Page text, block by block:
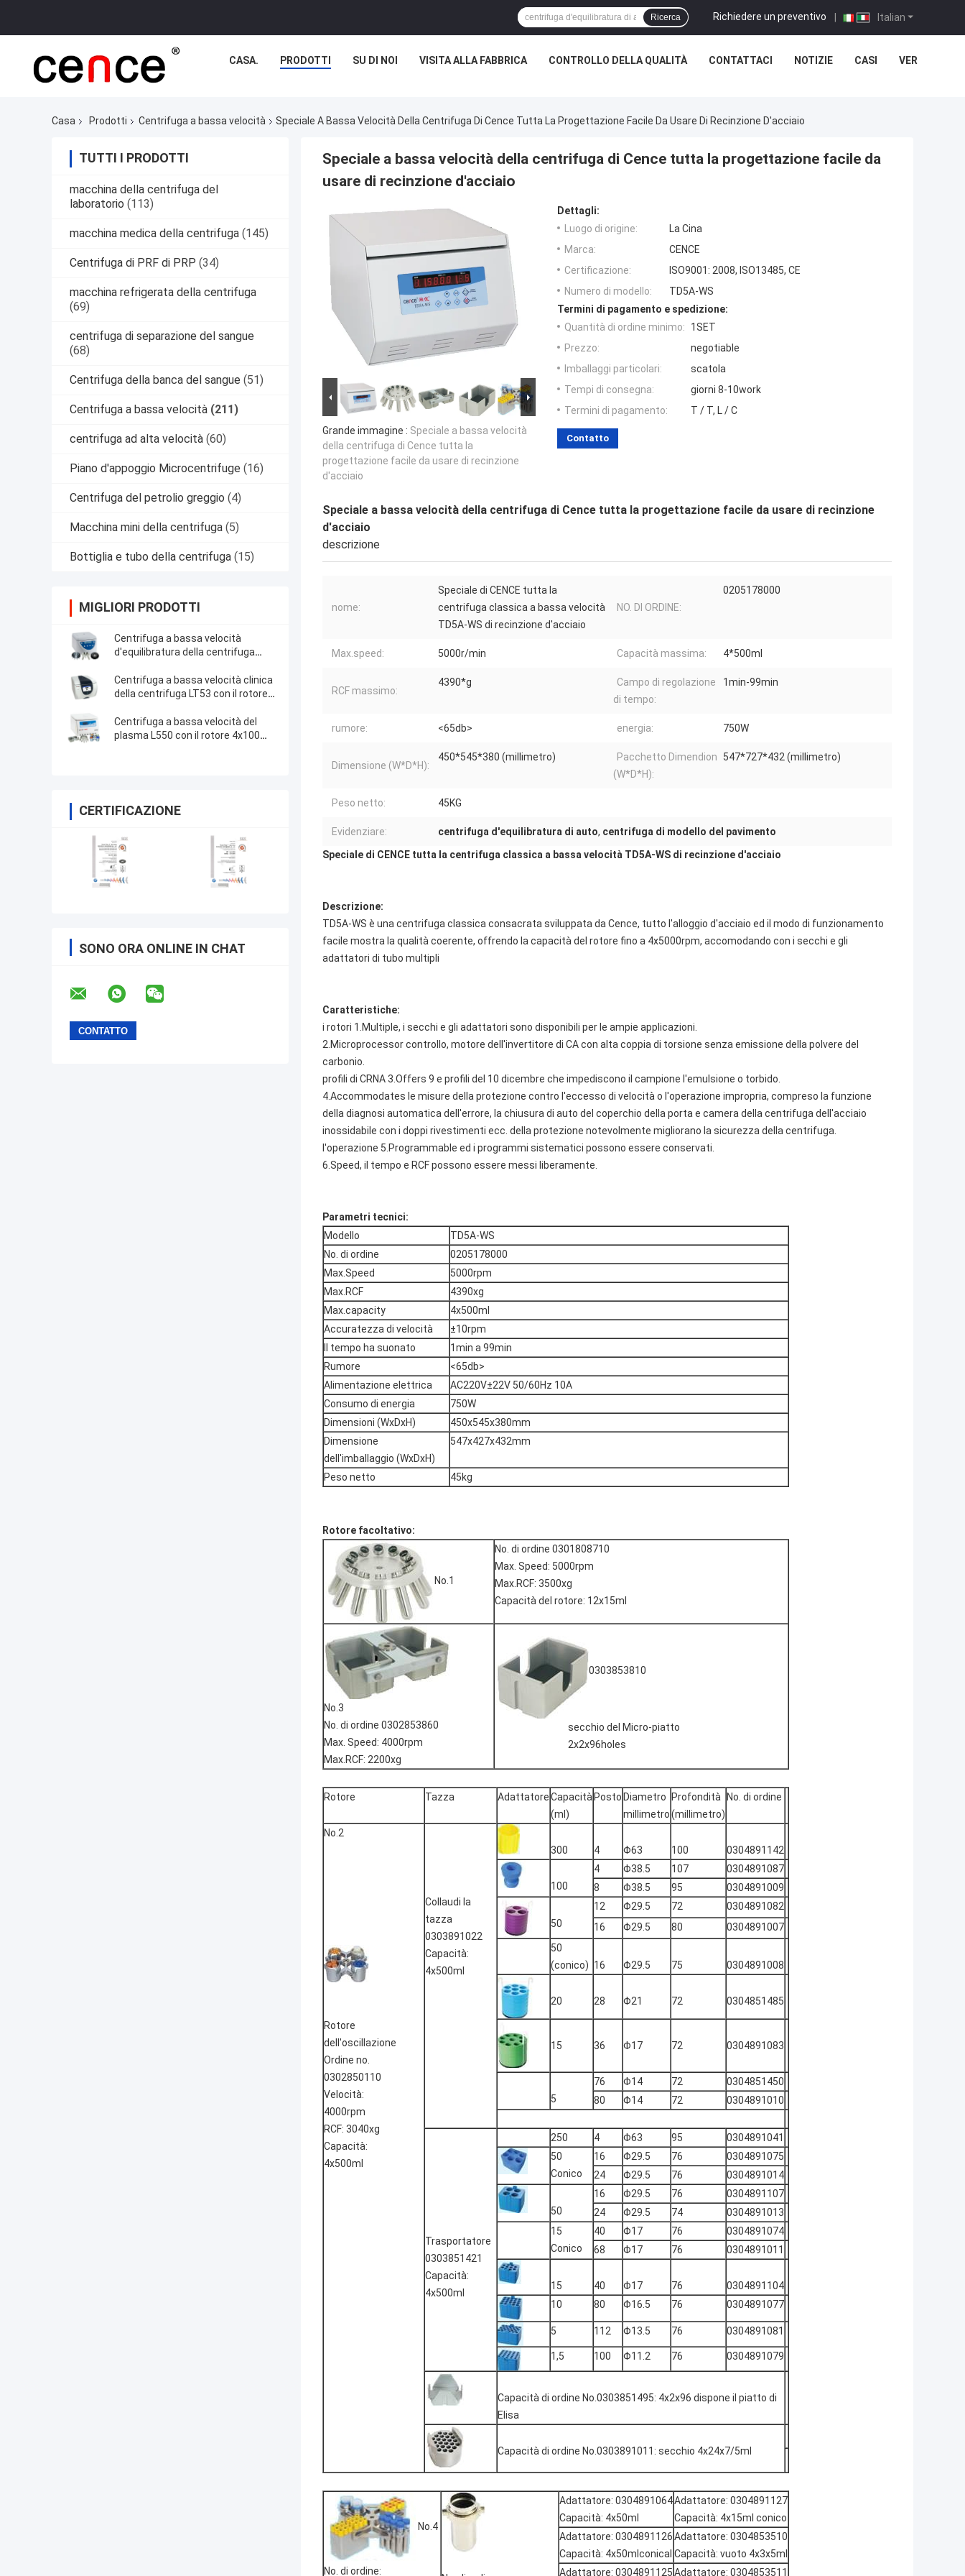
Italian
Richiedere un preventivo |
Ricerca
CASA. PRODOTTI SU DI NOI VISITA ALLA FABBRICA CONTROLLO DELLA QUALITÀ CONTATTACI NOTIZIE CASI VER
Casa Prodotti Centrifuga a bassa velocità Speciale A Bassa Velocità Della Centrifuga Di Cence Tutta La Progettazione Facile Da Usare Di Recinzione D'acciaio
TUTTI I PRODOTTI
macchina della centrifuga del
laboratorio (113)
macchina medica della centrifuga (145)
Centrifuga di PRF di PRP (34)
macchina refrigerata della centrifuga
(69)
centrifuga di separazione del sangue
(68)
Centrifuga della banca del sangue (51)
Centrifuga a bassa velocità (211)
centrifuga ad alta velocità (60)
Piano d'appoggio Microcentrifuge (16)
Centrifuga del petrolio greggio (4)
Macchina mini della centrifuga (5)
Bottiglia e tubo della centrifuga (15)
MIGLIORI PRODOTTI
Centrifuga a bassa velocità
d'equilibratura della centrifuga
Centrifuga a bassa velocità clinica
della centrifuga LT53 con il rotore
Centrifuga a bassa velocità del
plasma L550 con il rotore 4x100ml
CERTIFICAZIONE
SONO ORA ONLINE IN CHAT
Speciale a bassa velocità della centrifuga di Cence tutta la progettazione facile da
usare di recinzione d'acciaio
Grande immagine : Speciale a bassa velocità
della centrifuga di Cence tutta la
progettazione facile da usare di recinzione
d'acciaio
Dettagli:
Luogo di origine:
La Cina
Marca:
CENCE
Certificazione:
ISO9001: 2008, ISO13485, CE
Numero di modello:
TD5A-WS
Termini di pagamento e spedizione:
Quantità di ordine minimo:
1SET
Prezzo:
negotiable
Imballaggi particolari:
scatola
Tempi di consegna:
giorni 8-10work
Termini di pagamento:
T / T, L / C
Contatto
Speciale a bassa velocità della centrifuga di Cence tutta la progettazione facile da usare di recinzione
d'acciaio
descrizione
nome:
Speciale di CENCE tutta la
centrifuga classica a bassa velocità
TD5A-WS di recinzione d'acciaio
NO. DI ORDINE:
0205178000
Max.speed: 5000r/min Capacità massima: 4*500ml
RCF massimo:
4390*g
Campo di regolazione
di tempo:
1min-99min
rumore: <65db> energia: 750W
Dimensione (W*D*H):
450*545*380 (millimetro)
Pacchetto Dimendion
(W*D*H):
547*727*432 (millimetro)
Peso netto: 45KG
Evidenziare: centrifuga d'equilibratura di auto, centrifuga di modello del pavimento
Speciale di CENCE tutta la centrifuga classica a bassa velocità TD5A-WS di recinzione d'acciaio
Descrizione:
TD5A-WS è una centrifuga classica consacrata sviluppata da Cence, tutto l'alloggio d'acciaio ed il modo di funzionamento
facile mostra la qualità coerente, offrendo la capacità del rotore fino a 4x5000rpm, accomodando con i secchi e gli
adattatori di tubo multipli
Caratteristiche:
i rotori 1.Multiple, i secchi e gli adattatori sono disponibili per le ampie applicazioni.
2.Microprocessor controllo, motore dell'invertitore di CA con alta coppia di torsione senza emissione della polvere del
carbonio.
profili di CRNA 3.Offers 9 e profili del 10 dicembre che impediscono il campione l'emulsione o torbido.
4.Accommodates le misure della protezione contro l'eccesso di velocità o l'operazione impropria, compreso la funzione
della diagnosi automatica dell'errore, la chiusura di auto del coperchio della porta e camera della centrifuga dell'acciaio
inossidabile con i doppi rivestimenti ecc. della protezione notevolmente migliorano la sicurezza della centrifuga.
l'operazione 5.Programmable ed i programmi sistematici possono essere conservati.
6.Speed, il tempo e RCF possono essere messi liberamente.
Parametri tecnici:
Modello
TD5A-WS
No. di ordine
0205178000
Max.Speed
5000rpm
Max.RCF
4390xg
Max.capacity
4x500ml
Accuratezza di velocità
±10rpm
Il tempo ha suonato
1min a 99min
Rumore
<65db>
Alimentazione elettrica
AC220V±22V 50/60Hz 10A
Consumo di energia
750W
Dimensioni (WxDxH)
450x545x380mm
Dimensione
dell'imballaggio (WxDxH)
547x427x432mm
Peso netto 45kg
Rotore facoltativo:
No.1
No. di ordine 0301808710
Max. Speed: 5000rpm
Max.RCF: 3500xg
Capacità del rotore: 12x15ml
No.3
No. di ordine 0302853860
Max. Speed: 4000rpm
Max.RCF: 2200xg
0303853810
secchio del Micro-piatto
2x2x96holes
Rotore Tazza AdattatoreCapacità
(ml)
Posto Diametro
millimetro
Profondità
(millimetro)
No. di ordine
No.2
Rotore
dell'oscillazione
Ordine no.
0302850110
Velocità:
4000rpm
RCF: 3040xg
Capacità:
4x500ml
Collaudi la
tazza
0303891022
Capacità:
4x500ml
300 4 Φ63 100 0304891142
100
4 Φ38.5 107
0304891087
8
Φ38.5 95 0304891009
50
12 Φ29.5 72
0304891082
16
Φ29.5 80
0304891007
50
(conico) 16 Φ29.5 75 0304891008
20 28 Φ21 72 0304851485
15 36 Φ17 72 0304891083
5
76 Φ14 72
0304851450
80
Φ14 72 0304891010
Trasportatore
0303851421
Capacità:
4x500ml
250 4 Φ63 95
0304891041
50
Conico
16 Φ29.5 76
0304891075
24
Φ29.5 76 0304891014
50
16 Φ29.5 76
0304891107
24
Φ29.5 74
0304891013
15
Conico
40 Φ17 76
0304891074
68
Φ17 76 0304891011
15 40 Φ17 76
0304891104
10
80 Φ16.5 76 0304891077
5 112 Φ13.5 76 0304891081
1,5 100 Φ11.2 76 0304891079
Capacità di ordine No.0303851495: 4x2x96 dispone il piatto di
Elisa
Capacità di ordine No.0303891011: secchio 4x24x7/5ml
No.4
No. di ordine:
Adattatore: 0304891064
Capacità: 4x50ml
Adattatore: 0304891127
Capacità: 4x15ml conico
Adattatore: 0304891126
Capacità: 4x50mlconical
Adattatore: 0304853510
Capacità: vuoto 4x3x5ml
Adattatore: 0304891125Adattatore: 0304853511